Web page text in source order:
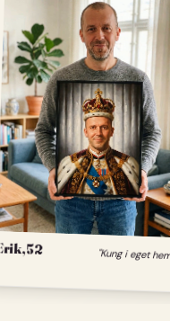
52 "Kung i eget